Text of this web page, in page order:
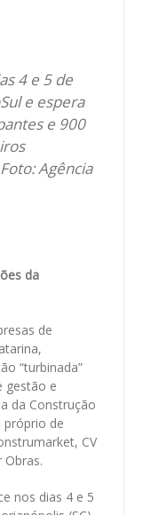
4 e 5 de
e espera
e 900
Agência
da
de
“turbinada”
gestão e
da Construção
próprio de
CV
Obras.
nos dias 4 e 5